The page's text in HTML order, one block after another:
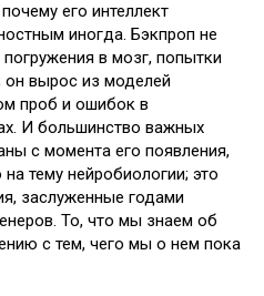
его интеллект
иногда. Бэкпроп не
в мозг, попытки
вырос из моделей
проб и ошибок в
И большинство важных
с момента его появления,
тему нейробиологии; это
заслуженные годами
То, что мы знаем об
с тем, чего мы о нем пока